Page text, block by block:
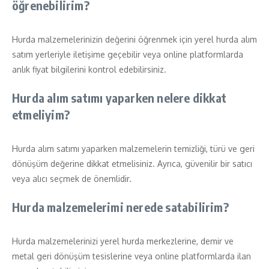
öğrenebilirim?
Hurda malzemelerinizin değerini öğrenmek için yerel hurda alım
satım yerleriyle iletişime geçebilir veya online platformlarda
anlık fiyat bilgilerini kontrol edebilirsiniz.
Hurda alım satımı yaparken nelere dikkat
etmeliyim?
Hurda alım satımı yaparken malzemelerin temizliği, türü ve geri
dönüşüm değerine dikkat etmelisiniz. Ayrıca, güvenilir bir satıcı
veya alıcı seçmek de önemlidir.
Hurda malzemelerimi nerede satabilirim?
Hurda malzemelerinizi yerel hurda merkezlerine, demir ve
metal geri dönüşüm tesislerine veya online platformlarda ilan